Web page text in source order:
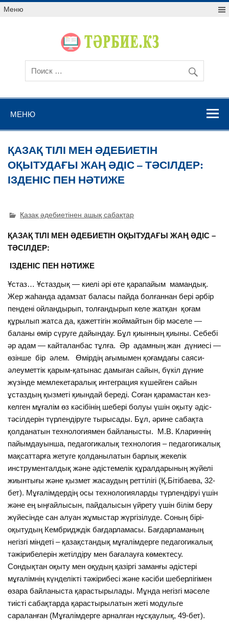
Меню
МЕНЮ
ҚАЗАҚ ТІЛІ МЕН ӘДЕБИЕТІН
ОҚЫТУДАҒЫ ЖАҢ ӘДІС – ТӘСІЛДЕР:
ІЗДЕНІС ПЕН НӘТИЖЕ
Қазақ әдебиетінен ашық сабақтар
ҚАЗАҚ ТІЛІ МЕН ӘДЕБИЕТІН ОҚЫТУДАҒЫ ЖАҢ ӘДІС –
ТӘСІЛДЕР:
ІЗДЕНІС ПЕН НӘТИЖЕ
Ұстаз… Ұстаздық — киелі әpi өте қарапайым мамандық.
Жер жаһанда адамзат баласы пайда болғаннан бepi әрбір
пендені ойландырып, толғандырып келе жатқан қоғам
құрылып жатса да, қажеттігін жоймайтын бip мәселе —
баланы өмip сүруге дайындау. Бұл қиынның қиыны. Ceбeбi
әр адам — кайталанбас тұлға. Әр адамның жан дүниесі —
өзінше бip әлем. Өмiрдің ағымымен қоғамдағы саяси-
әлеуметтік қарым-қатынас дамыған сайын, бүкіл дүние
жүзінде мемлекетаралық интеграция күшейген сайын
ұстаздың қызметі қиындай береді. Соған қарамастан кез-
келген мұғалім өз кәсібінің шебері болуы үшін оқыту әдіс-
тәсілдерін түрлендіруге тырысады. Бұл, әрине сабақта
қолданатын технологиямен байланысты. М.В. Клариннің
пайымдауынша, педагогикалық технология – педагогикалық
мақсаттарға жетуге қолданылатын барлық жекелік
инструменталдық және әдістемелік құралдарының жүйелі
жиынтығы және қызмет жасаудың реттілігі (Қ.Бітібаева, 32-
бет). Мұғалімдердің осы технологияларды түрлендіруі үшін
және ең ыңғайлысын, пайдалысын үйрету үшін білім беру
жүйесінде сан алуан жұмыстар жүргізілуде. Соның бірі-
оқытудың Кембридждік бағдарламасы. Бағдарламаның
негізгі міндеті – қазақстандық мұғалімдерге педагогикалық
тәжірибелерін жетілдіру мен бағалауға көмектесу.
Сондықтан оқыту мен оқудың қазіргі заманғы әдістері
мұғалімнің күнделікті тәжірибесі және кәсіби шеберлігімен
өзара байланыста қарастырылады. Мұнда негізгі мәселе
тиісті сабақтарда қарастырылатын жеті модульге
сараланған (Мұғалімдерге арналған нұсқаулық, 49-бет).